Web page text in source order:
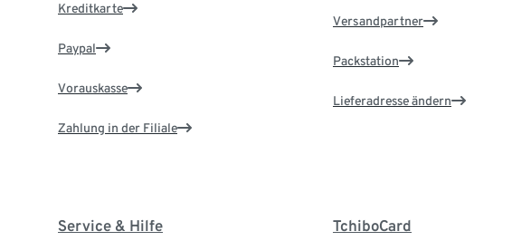
Kreditkarte
Paypal
Vorauskasse
Zahlung in der Filiale
Versandpartner
Packstation
Lieferadresse ändern
Service & Hilfe TchiboCard